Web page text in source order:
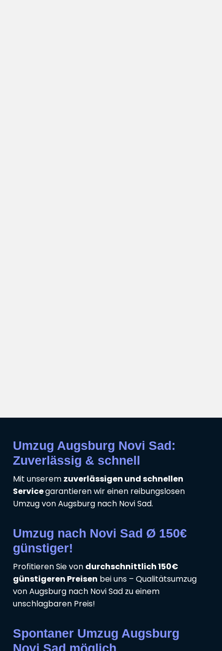
Umzug Augsburg Novi Sad:
Zuverlässig & schnell
Mit unserem zuverlässigen und schnellen
Servicegarantieren wir einen reibungslosen
Umzug von Augsburg nach Novi Sad.
Umzug nach Novi Sad Ø 150€
günstiger!
Profitieren Sie von durchschnittlich 150€
günstigeren Preisen bei uns – Qualitätsumzug
von Augsburg nach Novi Sad zu einem
unschlagbaren Preis!
Spontaner Umzug Augsburg
Novi Sad möglich